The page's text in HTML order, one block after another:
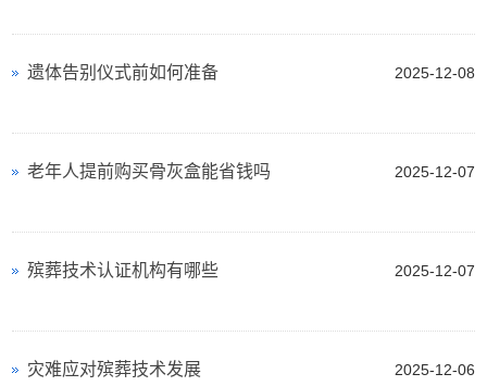
2025-12-08
遗体告别仪式前如何准备
2025-12-07
老年人提前购买骨灰盒能省钱吗
2025-12-07
殡葬技术认证机构有哪些
2025-12-06
灾难应对殡葬技术发展